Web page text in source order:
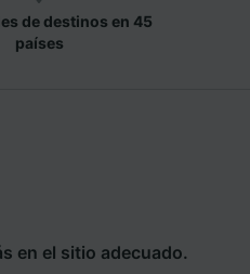
de destinos en 45
países
en el sitio adecuado.